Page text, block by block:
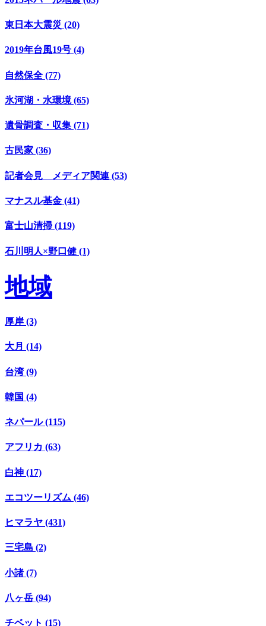
東日本大震災 (20)
2019年台風19号 (4)
自然保全 (77)
氷河湖・水環境 (65)
遺骨調査・収集 (71)
古民家 (36)
記者会見 メディア関連 (53)
マナスル基金 (41)
富士山清掃 (119)
石川明人×野口健 (1)
地域
厚岸 (3)
大月 (14)
台湾 (9)
韓国 (4)
ネパール (115)
アフリカ (63)
白神 (17)
エコツーリズム (46)
ヒマラヤ (431)
三宅島 (2)
小諸 (7)
八ヶ岳 (94)
チベット (15)